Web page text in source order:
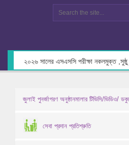
জুলাই পুনর্জাগরণ অনুষ্ঠানমালার টিভিসি/ভিডিও/
সেবা প্রদান প্রতিশ্রুতি